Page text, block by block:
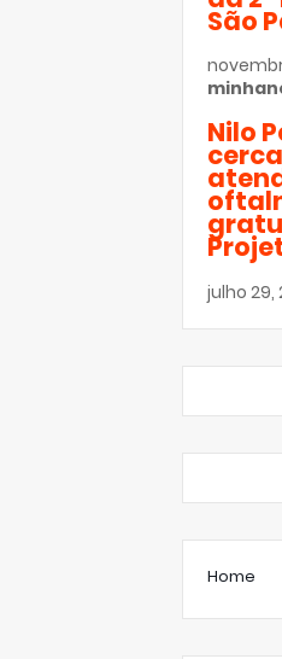
São
Nilo
julho 29,
Home